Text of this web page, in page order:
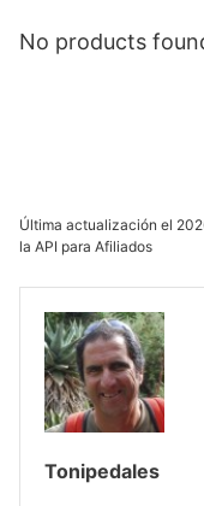
No products
Última actualización el
la API para Afiliados
Tonipedales